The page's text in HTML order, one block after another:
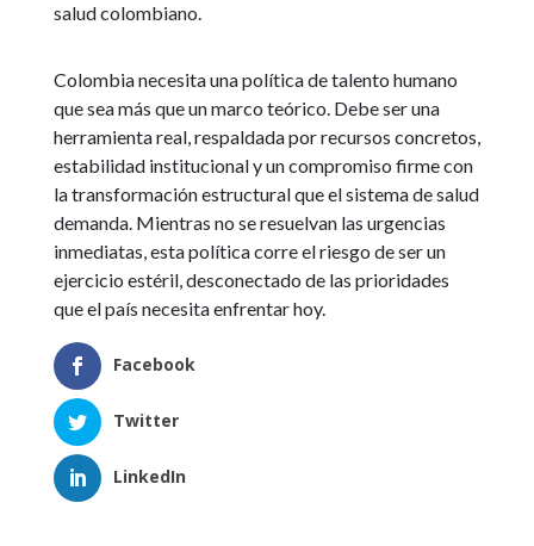
salud colombiano.
Colombia necesita una política de talento humano
que sea más que un marco teórico. Debe ser una
herramienta real, respaldada por recursos concretos,
estabilidad institucional y un compromiso firme con
la transformación estructural que el sistema de salud
demanda. Mientras no se resuelvan las urgencias
inmediatas, esta política corre el riesgo de ser un
ejercicio estéril, desconectado de las prioridades
que el país necesita enfrentar hoy.
Facebook
Twitter
LinkedIn